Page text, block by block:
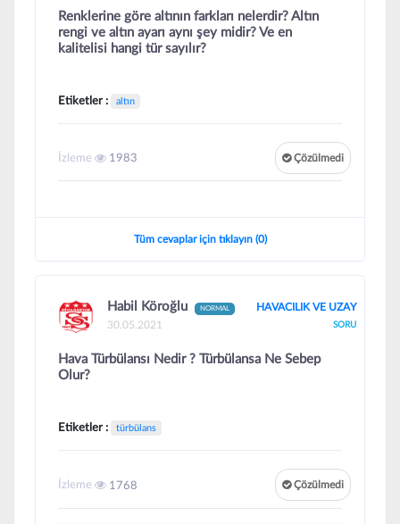
Renklerine göre altının farkları nelerdir? Altın
rengi ve altın ayarı aynı şey midir? Ve en
kalitelisi hangi tür sayılır?
Etiketler : altın
Çözülmedi
İzleme 1983
Tüm cevaplar için tıklayın (0)
Habil Köroğlu NORMAL
30.05.2021
HAVACILIK VE UZAY
SORU
Hava Türbülansı Nedir ? Türbülansa Ne Sebep
Olur?
Etiketler : türbülans
Çözülmedi
İzleme 1768